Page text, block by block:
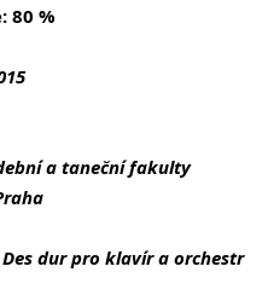
80 %
a taneční fakulty
dur pro klavír a orchestr